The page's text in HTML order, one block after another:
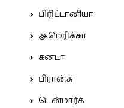
பிரிட்டானியா
அமெரிக்கா
கனடா
பிரான்சு
டென்மார்க்